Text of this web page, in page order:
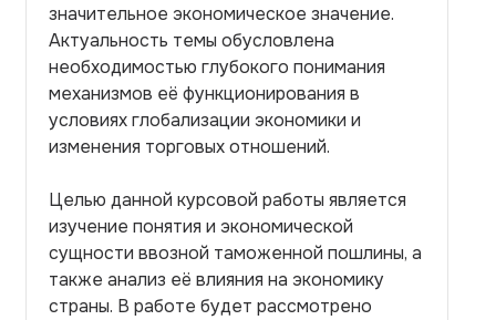
значительное экономическое значение.
Актуальность темы обусловлена
необходимостью глубокого понимания
механизмов её функционирования в
условиях глобализации экономики и
изменения торговых отношений.
Целью данной курсовой работы является
изучение понятия и экономической
сущности ввозной таможенной пошлины, а
также анализ её влияния на экономику
страны. В работе будет рассмотрено